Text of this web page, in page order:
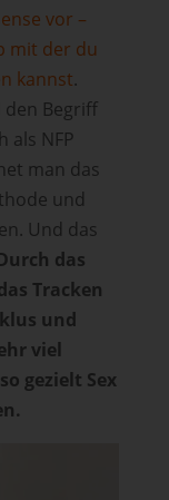
vor –
mit der du
kannst.
den Begriff
als NFP
man das
und
Und das
das
Tracken
und
viel
gezielt Sex